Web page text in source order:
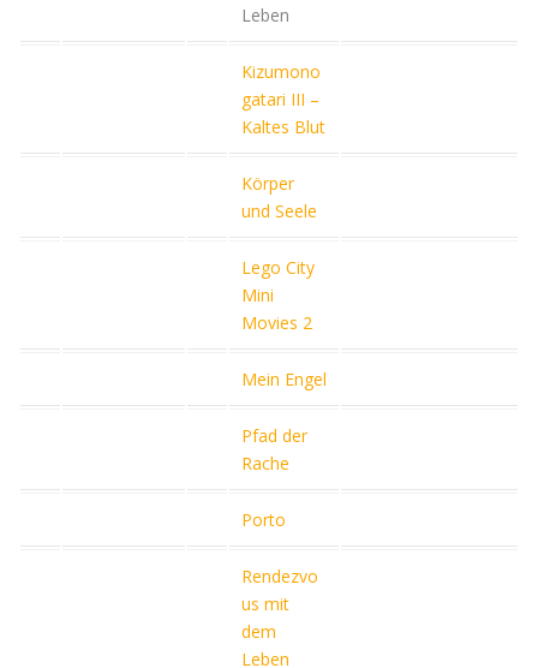
Leben
Kizumono
gatari III –
Kaltes Blut
Körper
und Seele
Lego City
Mini
Movies 2
Mein Engel
Pfad der
Rache
Porto
Rendezvo
us mit
dem
Leben